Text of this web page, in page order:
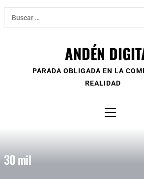
Ir
contenido
Buscar:
ANDÉN
PARADA OBLIGADA EN LA
REALIDAD
principal
30 mil